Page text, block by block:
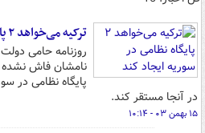
ترکیه می‌خواهد ۲ پایگاه نظامی در سوریه ایجاد کند
روزنامه حامی
نامشان فاش نشده
در آنجا مستقر کند.
۱۵ بهمن ۰۳ - ۱۰:۱۴